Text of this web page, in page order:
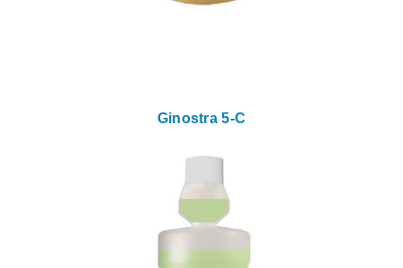
Ginostra 5-C